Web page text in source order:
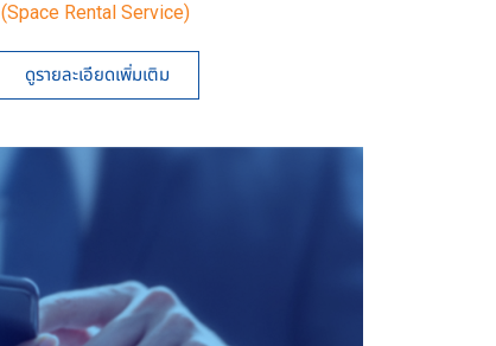
(Space Rental Service)
ดูรายละเอียดเพิ่มเติม